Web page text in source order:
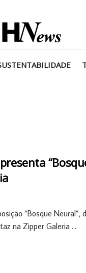
“Bosque Neural”,
na Zipper Galeria ...